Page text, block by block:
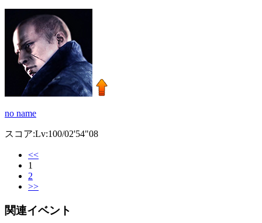
no name
スコア:Lv:100/02'54"08
<<
1
2
>>
関連イベント